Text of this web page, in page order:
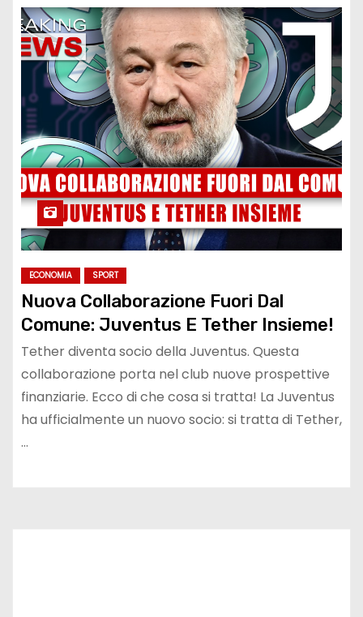
ECONOMIA SPORT
Nuova Collaborazione Fuori Dal
Comune: Juventus E Tether Insieme!
Tether diventa socio della Juventus. Questa
collaborazione porta nel club nuove prospettive
finanziarie. Ecco di che cosa si tratta! La Juventus
ha ufficialmente un nuovo socio: si tratta di Tether,
…